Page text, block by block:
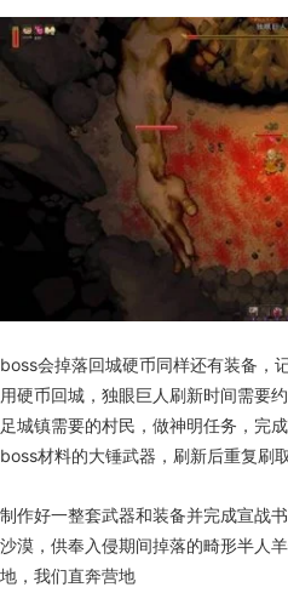
boss会掉落回城硬币同样还有装备，
用硬币回城，独眼巨人刷新时间需要
足城镇需要的村民，做神明任务，完
boss材料的大锤武器，刷新后重复刷
制作好一整套武器和装备并完成宣战
沙漠，供奉入侵期间掉落的畸形半人
地，我们直奔营地